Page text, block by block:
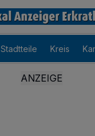
Stadtteile Kreis